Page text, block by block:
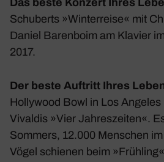
Schu­berts »Winter­reise« mit
Daniel Baren­boim am Klavier
2017.
Der beste Auftritt Ihres
Holly­wood Bowl in Los
Vivaldis »Vier Jahres­zeiten«.
Sommers, 12.000 Menschen
Vögel schienen beim